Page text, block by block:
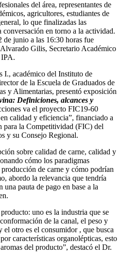
del área, representantes de
agricultores, estudiantes de
lo que finalizadas las
conversación en torno a la actividad.
de junio a las 16:30 horas fue
Gilis, Secretario Académico
IPA.
I., académico del Instituto de
de la Escuela de Graduados de
y Alimentarias, presentó exposición
Definiciones, alcances y
va el proyecto FIC19-60
calidad y eficiencia”, financiado a
para la Competitividad (FIC) del
y su Consejo Regional.
sobre calidad de carne, calidad y
cómo los paradigmas
de carne y cómo podrían
abordo la relevancia que tendría
una pauta de pago en base a la
uno es la industria que se
de la canal, el peso y
el otro es el consumidor , que busca
características organolépticas, esto
del producto”, destacó el Dr.